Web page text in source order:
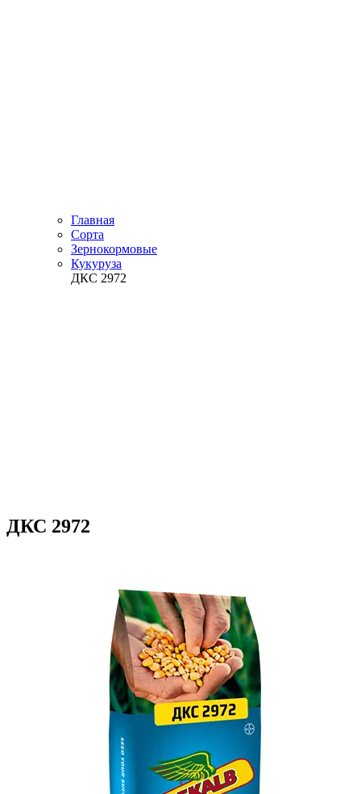
Главная
Сорта
Зернокормовые
Кукуруза
ДКС 2972
ДКС 2972